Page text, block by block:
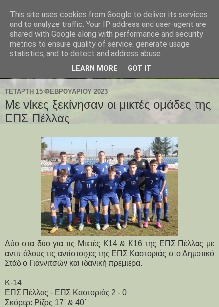
ΤΕΤΆΡΤΗ 15 ΦΕΒΡΟΥΑΡΊΟΥ 2023
Με νίκες ξεκίνησαν οι μικτές ομάδες της
ΕΠΣ Πέλλας
Δύο στα δύο για τις Μικτές Κ14 & Κ16 της ΕΠΣ Πέλλας με
αντιπάλους τις αντίστοιχες της ΕΠΣ Καστοριάς στο Δημοτικό
Στάδιο Γιαννιτσών και ιδανική πρεμιέρα.
Κ-14
ΕΠΣ Πέλλας - ΕΠΣ Καστοριάς 2 - 0
Σκόρερ: Ρίζος 17΄ & 40΄
This site uses cookies from Google to deliver its services
and to analyze traffic. Your IP address and user-agent are
shared with Google along with performance and security
metrics to ensure quality of service, generate usage
statistics, and to detect and address abuse.
LEARN MORE GOT IT